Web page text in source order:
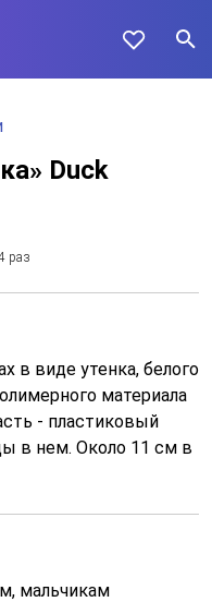
Duck
раз
в виде утенка, белого
материала
- пластиковый
в нем. Около 11 см в
мальчикам